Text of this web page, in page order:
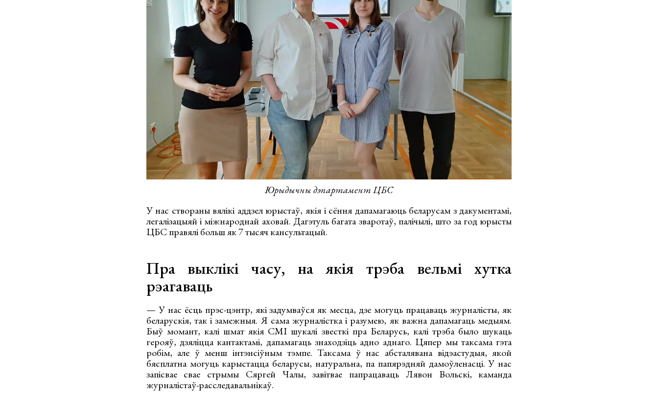
Юрыдычны дэпартамент ЦБС
У нас створаны вялікі аддзел юрыстаў, якія і сёння дапамагаюць беларусам з дакументамі,
легалізацыяй і міжнароднай аховай. Дагэтуль багата зваротаў, палічылі, што за год юрысты
ЦБС правялі больш як 7 тысяч кансультацый.
Пра выклікі часу, на якія трэба вельмі хутка
рэагаваць
— У нас ёсць прэс-цэнтр, які задумваўся як месца, дзе могуць працаваць журналісты, як
беларускія, так і замежныя. Я сама журналістка і разумею, як важна дапамагаць медыям.
Быў момант, калі шмат якія СМІ шукалі звесткі пра Беларусь, калі трэба было шукаць
герояў, дзяліцца кантактамі, дапамагаць знаходзіць адно аднаго. Цяпер мы таксама гэта
робім, але ў менш інтэнсіўным тэмпе. Таксама ў нас абсталявана відэастудыя, якой
бясплатна могуць карыстацца беларусы, натуральна, па папярэдняй дамоўленасці. У нас
запісвае свае стрымы Сяргей Чалы, завітвае папрацаваць Лявон Вольскі, каманда
журналістаў-расследавальнікаў.